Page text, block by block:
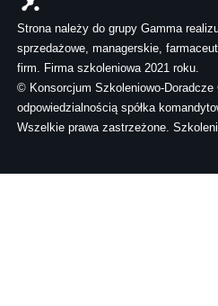
Strona należy do grupy Gamma
sprzedażowe, managerskie,
firm. Firma szkoleniowa 2021 roku.
© Konsorcjum Szkoleniowo-Doradcze
odpowiedzialnością spółka
Wszelkie prawa zastrzeżone.